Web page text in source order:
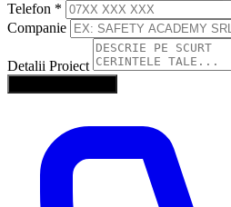
Telefon *
Companie
Detalii Proiect